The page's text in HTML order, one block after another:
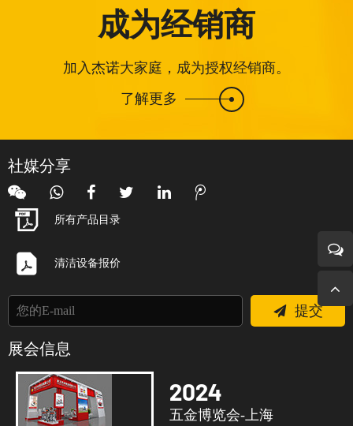
成为经销商
加入杰诺大家庭，成为授权经销商。
了解更多
社媒分享
所有产品目录
清洁设备报价
提交
展会信息
2024
五金博览会-上海